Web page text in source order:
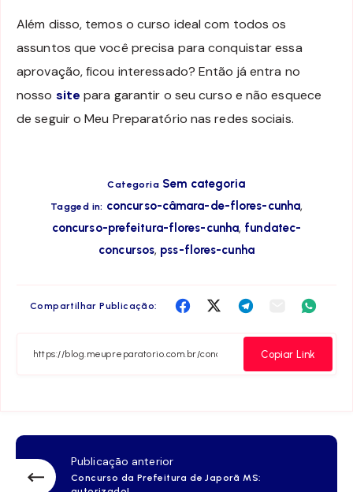
Além disso, temos o curso ideal com todos os
assuntos que você precisa para conquistar essa
aprovação, ficou interessado? Então já entra no
nosso site para garantir o seu curso e não esquece
de seguir o Meu Preparatório nas redes sociais.
Categoria Sem categoria
Tagged in: concurso-câmara-de-flores-cunha,
concurso-prefeitura-flores-cunha, fundatec-
concursos, pss-flores-cunha
Compartilhar Publicação:
Compartilha
Facebook
CompartilhaCompartilha
Telegram
Compartilha
Email
Copiar Link
Publicação anterior
Concurso da Prefeitura de Japorã MS: